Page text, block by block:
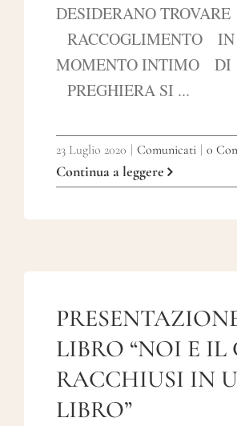
DESIDERANO TROVARE
RACCOGLIMENTO IN
MOMENTO INTIMO DI
PREGHIERA SI ...
23 Luglio 2020 Comunicati 0
Continua a leggere
LIBRO “NOI E IL
RACCHIUSI IN
LIBRO”